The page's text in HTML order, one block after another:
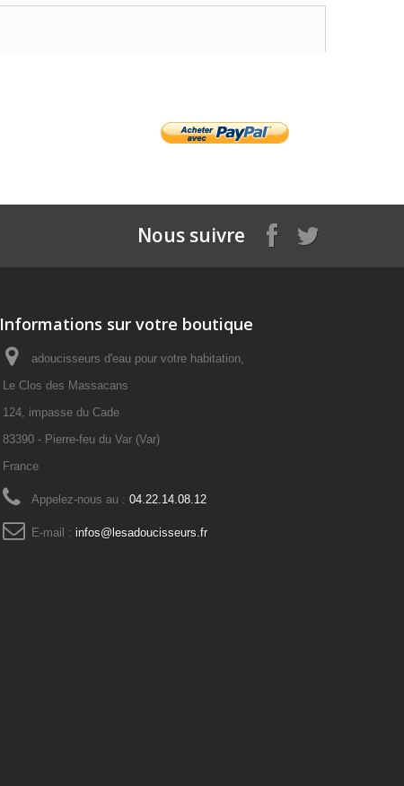
Nous suivre
Informations sur votre boutique
adoucisseurs d'eau pour votre habitation,
Le Clos des Massacans
124, impasse du Cade
83390 - Pierre-feu du Var (Var)
France
Appelez-nous au : 04.22.14.08.12
E-mail : infos@lesadoucisseurs.fr